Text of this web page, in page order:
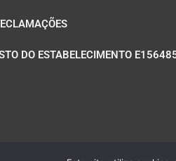
DO ESTABELECIMENTO